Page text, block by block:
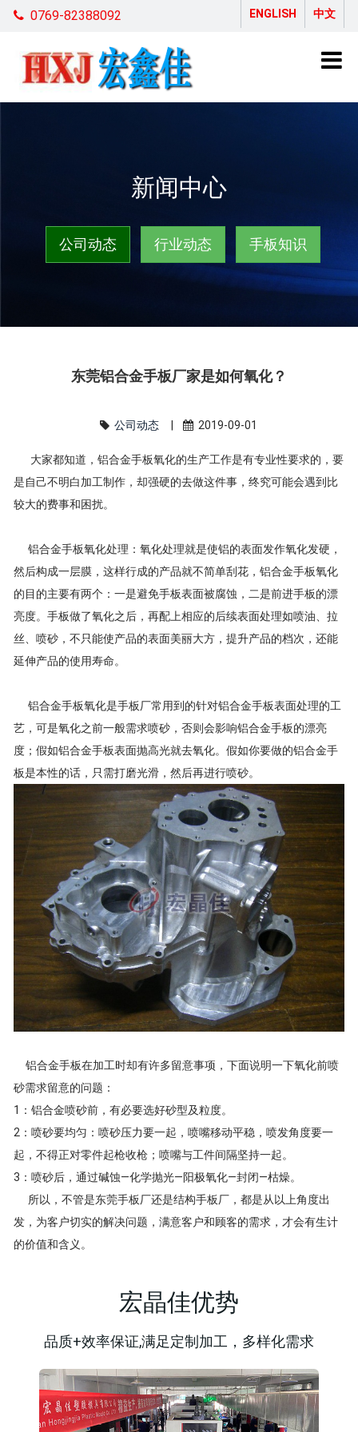
ENGLISH 中文
0769-82388092
新闻中心
公司动态 行业动态 手板知识
东莞铝合金手板厂家是如何氧化？
公司动态 | 2019-09-01
大家都知道，铝合金手板氧化的生产工作是有专业性要求的，要
是自己不明白加工制作，却强硬的去做这件事，终究可能会遇到比
较大的费事和困扰。
铝合金手板氧化处理：氧化处理就是使铝的表面发作氧化发硬，
然后构成一层膜，这样行成的产品就不简单刮花，铝合金手板氧化
的目的主要有两个：一是避免手板表面被腐蚀，二是前进手板的漂
亮度。手板做了氧化之后，再配上相应的后续表面处理如喷油、拉
丝、喷砂，不只能使产品的表面美丽大方，提升产品的档次，还能
延伸产品的使用寿命。
铝合金手板氧化是手板厂常用到的针对铝合金手板表面处理的工
艺，可是氧化之前一般需求喷砂，否则会影响铝合金手板的漂亮
度；假如铝合金手板表面抛高光就去氧化。假如你要做的铝合金手
板是本性的话，只需打磨光滑，然后再进行喷砂。
铝合金手板在加工时却有许多留意事项，下面说明一下氧化前喷
砂需求留意的问题：
1：铝合金喷砂前，有必要选好砂型及粒度。
2：喷砂要均匀：喷砂压力要一起，喷嘴移动平稳，喷发角度要一
起，不得正对零件起枪收枪；喷嘴与工件间隔坚持一起。
3：喷砂后，通过碱蚀—化学抛光—阳极氧化—封闭—枯燥。
所以，不管是东莞手板厂还是结构手板厂，都是从以上角度出
发，为客户切实的解决问题，满意客户和顾客的需求，才会有生计
的价值和含义。
宏晶佳优势
品质+效率保证,满足定制加工，多样化需求